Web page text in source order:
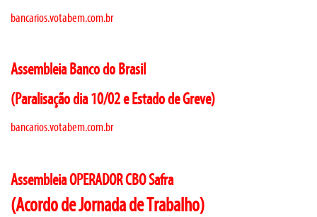
bancarios.votabem.com.br
Assembleia Banco do Brasil
(Paralisação dia 10/02 e Estado de Greve)
bancarios.votabem.com.br
Assembleia OPERADOR CBO Safra
(Acordo de Jornada de Trabalho)